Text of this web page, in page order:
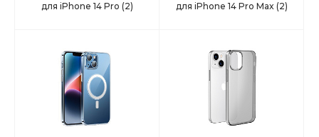
для iPhone 14 Pro (2) для iPhone 14 Pro Max (2)